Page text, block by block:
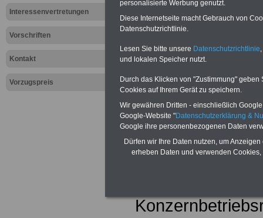
Interessenvertretungen
Vorschriften
Kontakt
Vorzugspreis
(Betr)VG
§ 76
(1) Zur
Arbeitgeber und
personalisierte Werbung genutzt.
Diese Internetseite macht Gebrauch von
Datenschutzrichtlinie.
Lesen Sie bitte unsere Datenschutzrichtlinie
und lokalen Speicher nutzt.
Durch das Klicken von "Zustimmung"
Cookies auf Ihrem Gerät zu speichern.
Wir gewähren Dritten - einschließlich
Google-Website "Datenschutzerklärung &
Google ihre personenbezogenen Daten
Dürfen wir Ihre Daten nutzen, um
erheben Daten und verwenden